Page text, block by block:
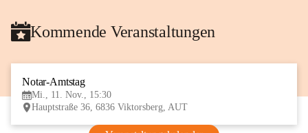
Kommende Veranstaltungen
Notar-Amtstag
Mi., 11. Nov., 15:30
Hauptstraße 36, 6836 Viktorsberg, AUT